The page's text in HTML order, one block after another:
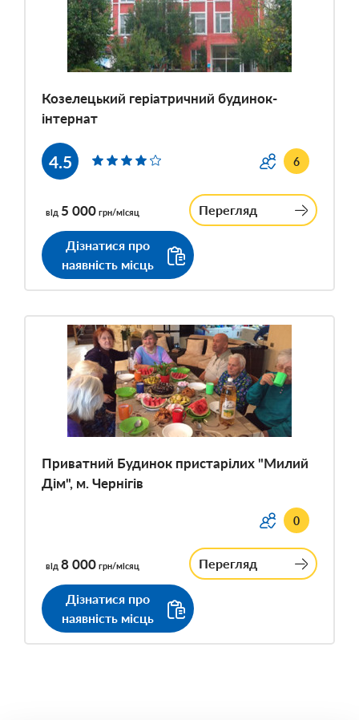
Козелецький геріатричний будинок-
інтернат
4.5 6
від 5 000 грн/місяц Перегляд
Дізнатися про
наявність місць
Приватний Будинок пристарілих "Милий
Дім", м. Чернігів
0
від 8 000 грн/місяц Перегляд
Дізнатися про
наявність місць